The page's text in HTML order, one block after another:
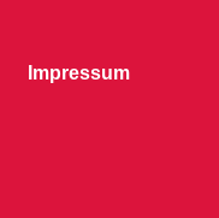
Impressum